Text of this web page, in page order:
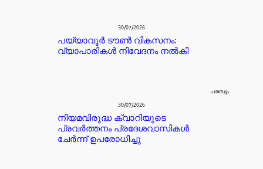
30/07/2026
പയ്യാവൂർ ടൗൺ വികസനം:
വ്യാപാരികൾ നിവേദനം നൽകി
പരസ്യം
30/07/2026
നിയമവിരുദ്ധ ക്വാറിയുടെ
പ്രവർത്തനം പ്രദേശവാസികൾ
ചേർന്ന് ഉപരോധിച്ചു